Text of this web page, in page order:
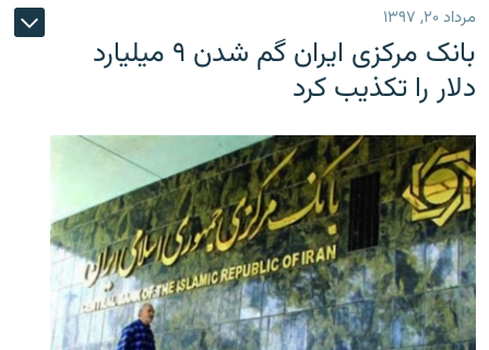
مرداد ۲۰, ۱۳۹۷
بانک مرکزی ایران گم شدن ۹ میلیارد
دلار را تکذیب کرد